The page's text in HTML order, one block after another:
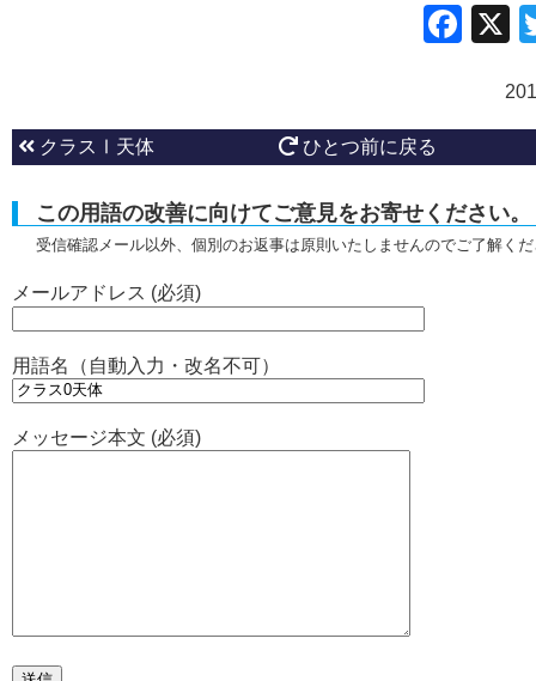
クラスⅠ天体 ひとつ前に戻る
この用語の改善に向けてご意見をお寄せください。
受信確認メール以外、個別のお返事は原則いたしませんのでご了解く
メールアドレス (必須)
用語名（自動入力・改名不可）
メッセージ本文 (必須)